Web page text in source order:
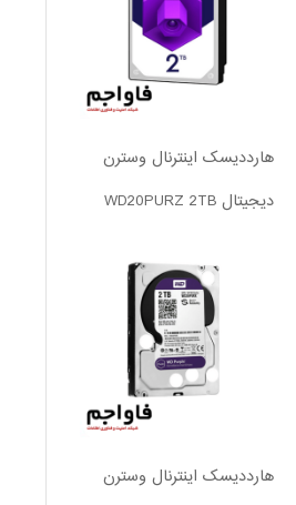
هارددیسک اینترنال وسترن
دیجیتال WD20PURZ 2TB
هارددیسک اینترنال وسترن